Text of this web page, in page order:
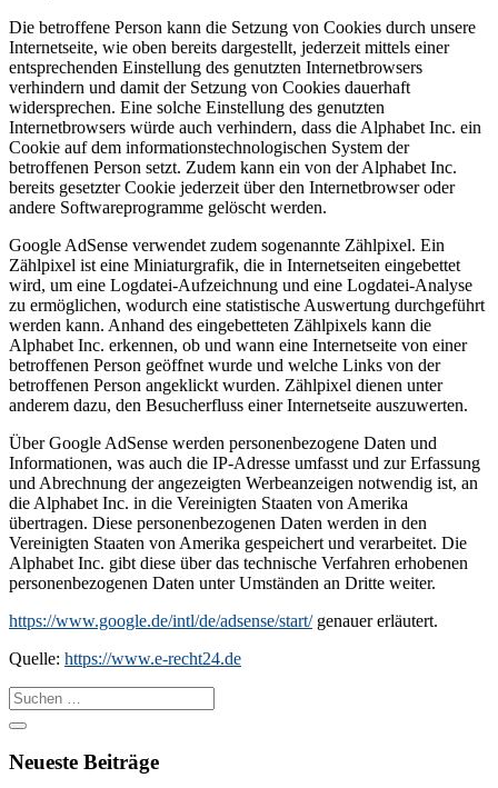
Die betroffene Person kann die Setzung von Cookies durch unsere
Internetseite, wie oben bereits dargestellt, jederzeit mittels einer
entsprechenden Einstellung des genutzten Internetbrowsers
verhindern und damit der Setzung von Cookies dauerhaft
widersprechen. Eine solche Einstellung des genutzten
Internetbrowsers würde auch verhindern, dass die Alphabet Inc. ein
Cookie auf dem informationstechnologischen System der
betroffenen Person setzt. Zudem kann ein von der Alphabet Inc.
bereits gesetzter Cookie jederzeit über den Internetbrowser oder
andere Softwareprogramme gelöscht werden.
Google AdSense verwendet zudem sogenannte Zählpixel. Ein
Zählpixel ist eine Miniaturgrafik, die in Internetseiten eingebettet
wird, um eine Logdatei-Aufzeichnung und eine Logdatei-Analyse
zu ermöglichen, wodurch eine statistische Auswertung durchgeführt
werden kann. Anhand des eingebetteten Zählpixels kann die
Alphabet Inc. erkennen, ob und wann eine Internetseite von einer
betroffenen Person geöffnet wurde und welche Links von der
betroffenen Person angeklickt wurden. Zählpixel dienen unter
anderem dazu, den Besucherfluss einer Internetseite auszuwerten.
Über Google AdSense werden personenbezogene Daten und
Informationen, was auch die IP-Adresse umfasst und zur Erfassung
und Abrechnung der angezeigten Werbeanzeigen notwendig ist, an
die Alphabet Inc. in die Vereinigten Staaten von Amerika
übertragen. Diese personenbezogenen Daten werden in den
Vereinigten Staaten von Amerika gespeichert und verarbeitet. Die
Alphabet Inc. gibt diese über das technische Verfahren erhobenen
personenbezogenen Daten unter Umständen an Dritte weiter.
https://www.google.de/intl/de/adsense/start/genauer erläutert.
Quelle: https://www.e-recht24.de
Suche
nach:
Neueste Beiträge